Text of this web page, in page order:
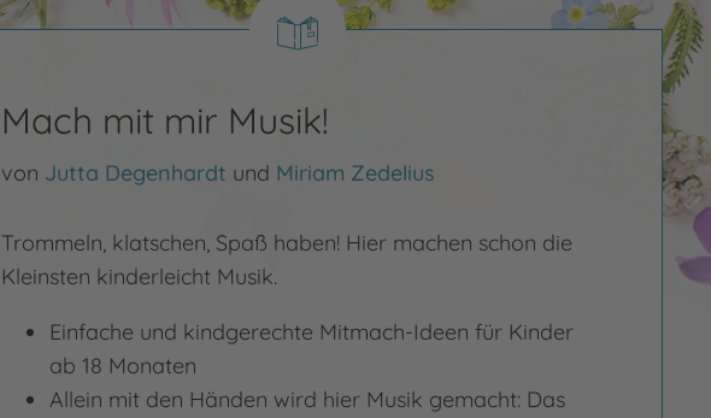
Mach mit mir Musik!
von Jutta Degenhardt und Miriam Zedelius
Trommeln, klatschen, Spaß haben! Hier machen schon die
Kleinsten kinderleicht Musik.
Einfache und kindgerechte Mitmach-Ideen für Kinder
ab 18 Monaten
Allein mit den Händen wird hier Musik gemacht: Das